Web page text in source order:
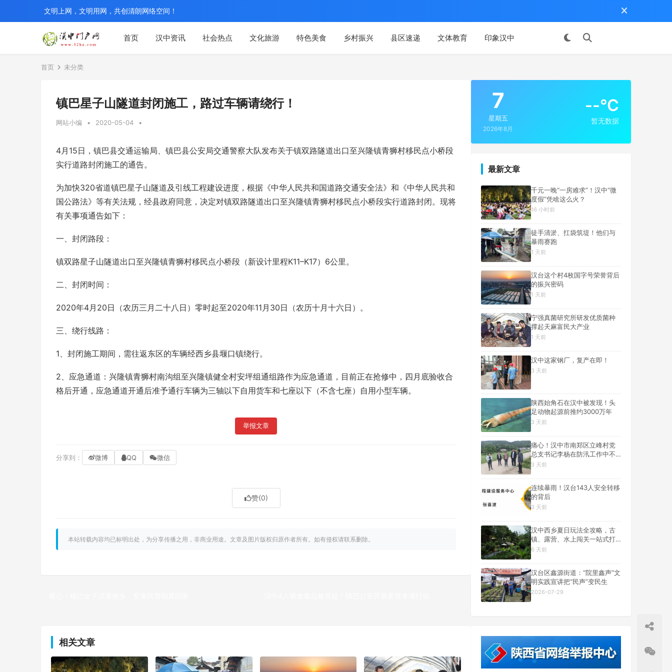
首页 汉中资讯 社会热点 文化旅游 特色美食 乡村振兴 县区速递 文体教育 印象汉中
文明上网，文明用网，共创清朗网络空间！
首页 未分类
镇巴星子山隧道封闭施工，路过车辆请绕行！
网站小编 • 2020-05-04 •
4月15日，镇巴县交通运输局、镇巴县公安局交通警察大队发布关于镇双路隧道出口至兴隆镇青狮村移民点小桥段
实行道路封闭施工的通告。
为加快320省道镇巴星子山隧道及引线工程建设进度，根据《中华人民共和国道路交通安全法》和《中华人民共和
国公路法》等有关法规，经县政府同意，决定对镇双路隧道出口至兴隆镇青狮村移民点小桥段实行道路封闭。现将
有关事项通告如下：
一、封闭路段：
镇双路星子山隧道出口至兴隆镇青狮村移民点小桥段（新设计里程K11–K17）6公里。
二、封闭时间：
2020年4月20日（农历三月二十八日）零时起至2020年11月30日（农历十月十六日）。
三、绕行线路：
1、封闭施工期间，需往返东区的车辆经西乡县堰口镇绕行。
2、应急通道：兴隆镇青狮村南沟组至兴隆镇健全村安坪组通组路作为应急通道，目前正在抢修中，四月底验收合
格后开通，应急通道开通后准予通行车辆为三轴以下自用货车和七座以下（不含七座）自用小型车辆。
举报文章
分享到： 微博 QQ 微信
赞(0)
本站转载内容均已标明出处，为分享传播之用，非商业用途。文章及图片版权归原作者所有。如有侵权请联系删除。
相关文章
7
星期五
2026年8月
--°C
暂无数据
最新文章
千元一晚“一房难求”！汉中“微
度假”凭啥这么火？
16 小时前
徒手清淤、扛袋筑堤！他们与
暴雨赛跑
1 天前
汉台这个村4枚国字号荣誉背后
的振兴密码
1 天前
宁强真菌研究所研发优质菌种
撑起天麻富民大产业
1 天前
汉中这家钢厂，复产在即！
3 天前
陕西始角石在汉中被发现！头
足动物起源前推约3000万年
3 天前
痛心！汉中市南郑区立峰村党
总支书记李杨在防汛工作中不
幸遇难
3 天前
连续暴雨！汉台143人安全转移
的背后
3 天前
汉中西乡夏日玩法全攻略，古
镇、露营、水上闯关一站式打
卡
6 天前
汉台区鑫源街道：“院里鑫声”文
明实践宣讲把“民声”变民生
2026-07-29